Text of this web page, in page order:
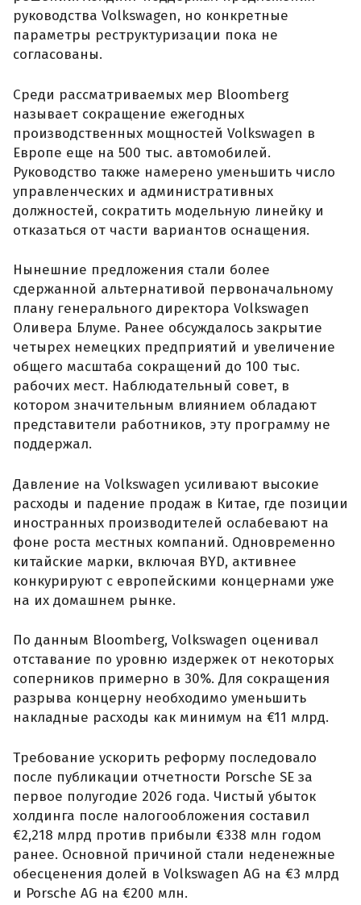
руководства Volkswagen, но конкретные
параметры реструктуризации пока не
согласованы.
Среди рассматриваемых мер Bloomberg
называет сокращение ежегодных
производственных мощностей Volkswagen в
Европе еще на 500 тыс. автомобилей.
Руководство также намерено уменьшить число
управленческих и административных
должностей, сократить модельную линейку и
отказаться от части вариантов оснащения.
Нынешние предложения стали более
сдержанной альтернативой первоначальному
плану генерального директора Volkswagen
Оливера Блуме. Ранее обсуждалось закрытие
четырех немецких предприятий и увеличение
общего масштаба сокращений до 100 тыс.
рабочих мест. Наблюдательный совет, в
котором значительным влиянием обладают
представители работников, эту программу не
поддержал.
Давление на Volkswagen усиливают высокие
расходы и падение продаж в Китае, где позиции
иностранных производителей ослабевают на
фоне роста местных компаний. Одновременно
китайские марки, включая BYD, активнее
конкурируют с европейскими концернами уже
на их домашнем рынке.
По данным Bloomberg, Volkswagen оценивал
отставание по уровню издержек от некоторых
соперников примерно в 30%. Для сокращения
разрыва концерну необходимо уменьшить
накладные расходы как минимум на €11 млрд.
Требование ускорить реформу последовало
после публикации отчетности Porsche SE за
первое полугодие 2026 года. Чистый убыток
холдинга после налогообложения составил
€2,218 млрд против прибыли €338 млн годом
ранее. Основной причиной стали неденежные
обесценения долей в Volkswagen AG на €3 млрд
и Porsche AG на €200 млн.